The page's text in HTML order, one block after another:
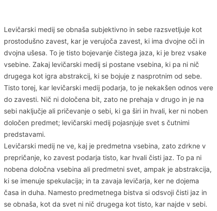
Levičarski medij se obnaša subjektivno in sebe razsvetljuje kot
prostodušno zavest, kar je verujoča zavest, ki ima dvojne oči in
dvojna ušesa. To je tisto bojevanje čistega jaza, ki je brez vsake
vsebine. Zakaj levičarski medij si postane vsebina, ki pa ni nič
drugega kot igra abstrakcij, ki se bojuje z nasprotnim od sebe.
Tisto torej, kar levičarski medij podarja, to je nekakšen odnos vere
do zavesti. Nič ni določena bit, zato ne prehaja v drugo in je na
sebi naključje ali pričevanje o sebi, ki ga širi in hvali, ker ni noben
določen predmet; levičarski medij pojasnjuje svet s čutnimi
predstavami.
Levičarski medij ne ve, kaj je predmetna vsebina, zato zdrkne v
prepričanje, ko zavest podarja tisto, kar hvali čisti jaz. To pa ni
nobena določna vsebina ali predmetni svet, ampak je abstrakcija,
ki se imenuje spekulacija; in ta zavaja levičarja, ker ne dojema
časa in duha. Namesto predmetnega bistva si odsvoji čisti jaz in
se obnaša, kot da svet ni nič drugega kot tisto, kar najde v sebi.